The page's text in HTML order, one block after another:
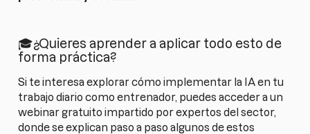
🎓¿Quieres aprender a aplicar todo esto de
forma práctica?
Si te interesa explorar cómo implementar la IA en tu
trabajo diario como entrenador, puedes acceder a un
webinar gratuito impartido por expertos del sector,
donde se explican paso a paso algunos de estos